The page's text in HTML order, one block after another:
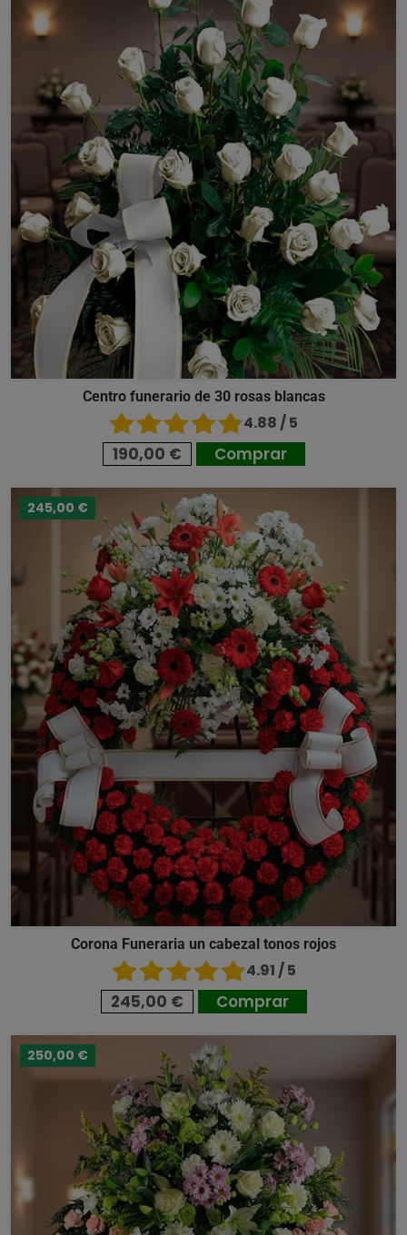
Centro funerario de 30 rosas blancas
4.88 / 5
190,00 € Comprar
245,00 €
Corona Funeraria un cabezal tonos rojos
4.91 / 5
245,00 € Comprar
250,00 €